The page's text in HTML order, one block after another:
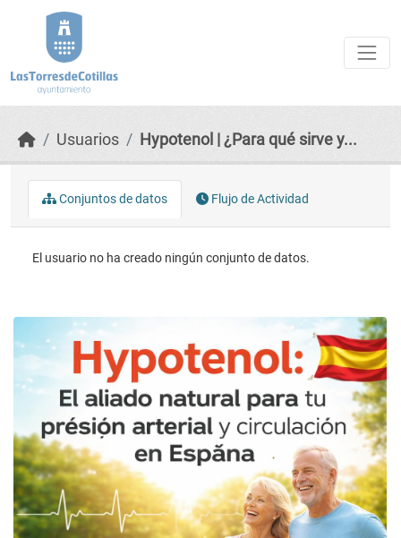
Usuarios Hypotenol | ¿Para qué sirve y...
Conjuntos de datos Flujo de Actividad
El usuario no ha creado ningún conjunto de datos.